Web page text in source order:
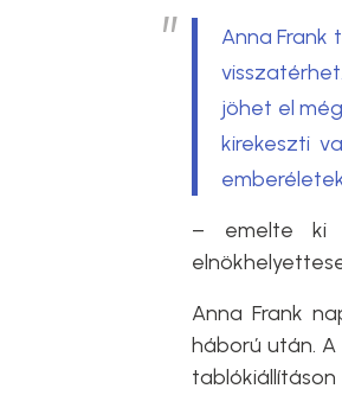
Anna Frank
jöhet el
kirekeszti
– emelte ki
Anna Frank
háború után.